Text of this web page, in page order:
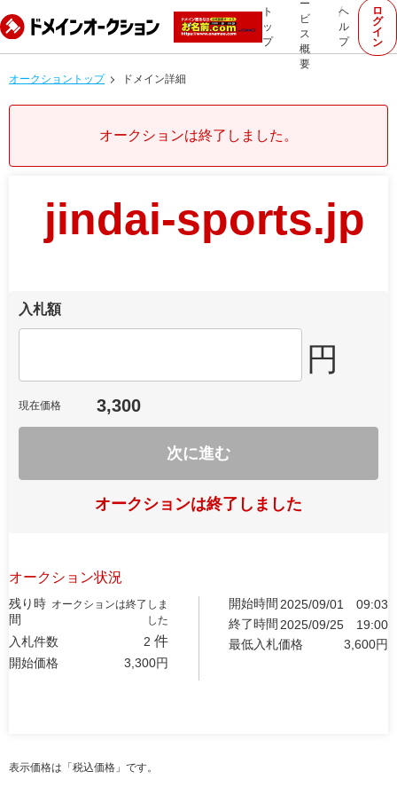
ト
ッ
プ
ー
ビ
ス
概
要
ヘ
ル
プ
ロ
グ
イ
ン
オークショントップ ドメイン詳細
オークションは終了しました。
jindai-sports.jp
入札額
円
現在価格 3,300
次に進む
オークションは終了しました
オークション状況
残り時
間
オークションは終了しま
した
入札件数 2 件
開始価格 3,300円
開始時間 2025/09/01
09:03
終了時間 2025/09/25
19:00
最低入札価格
3,600円
表示価格は「税込価格」です。